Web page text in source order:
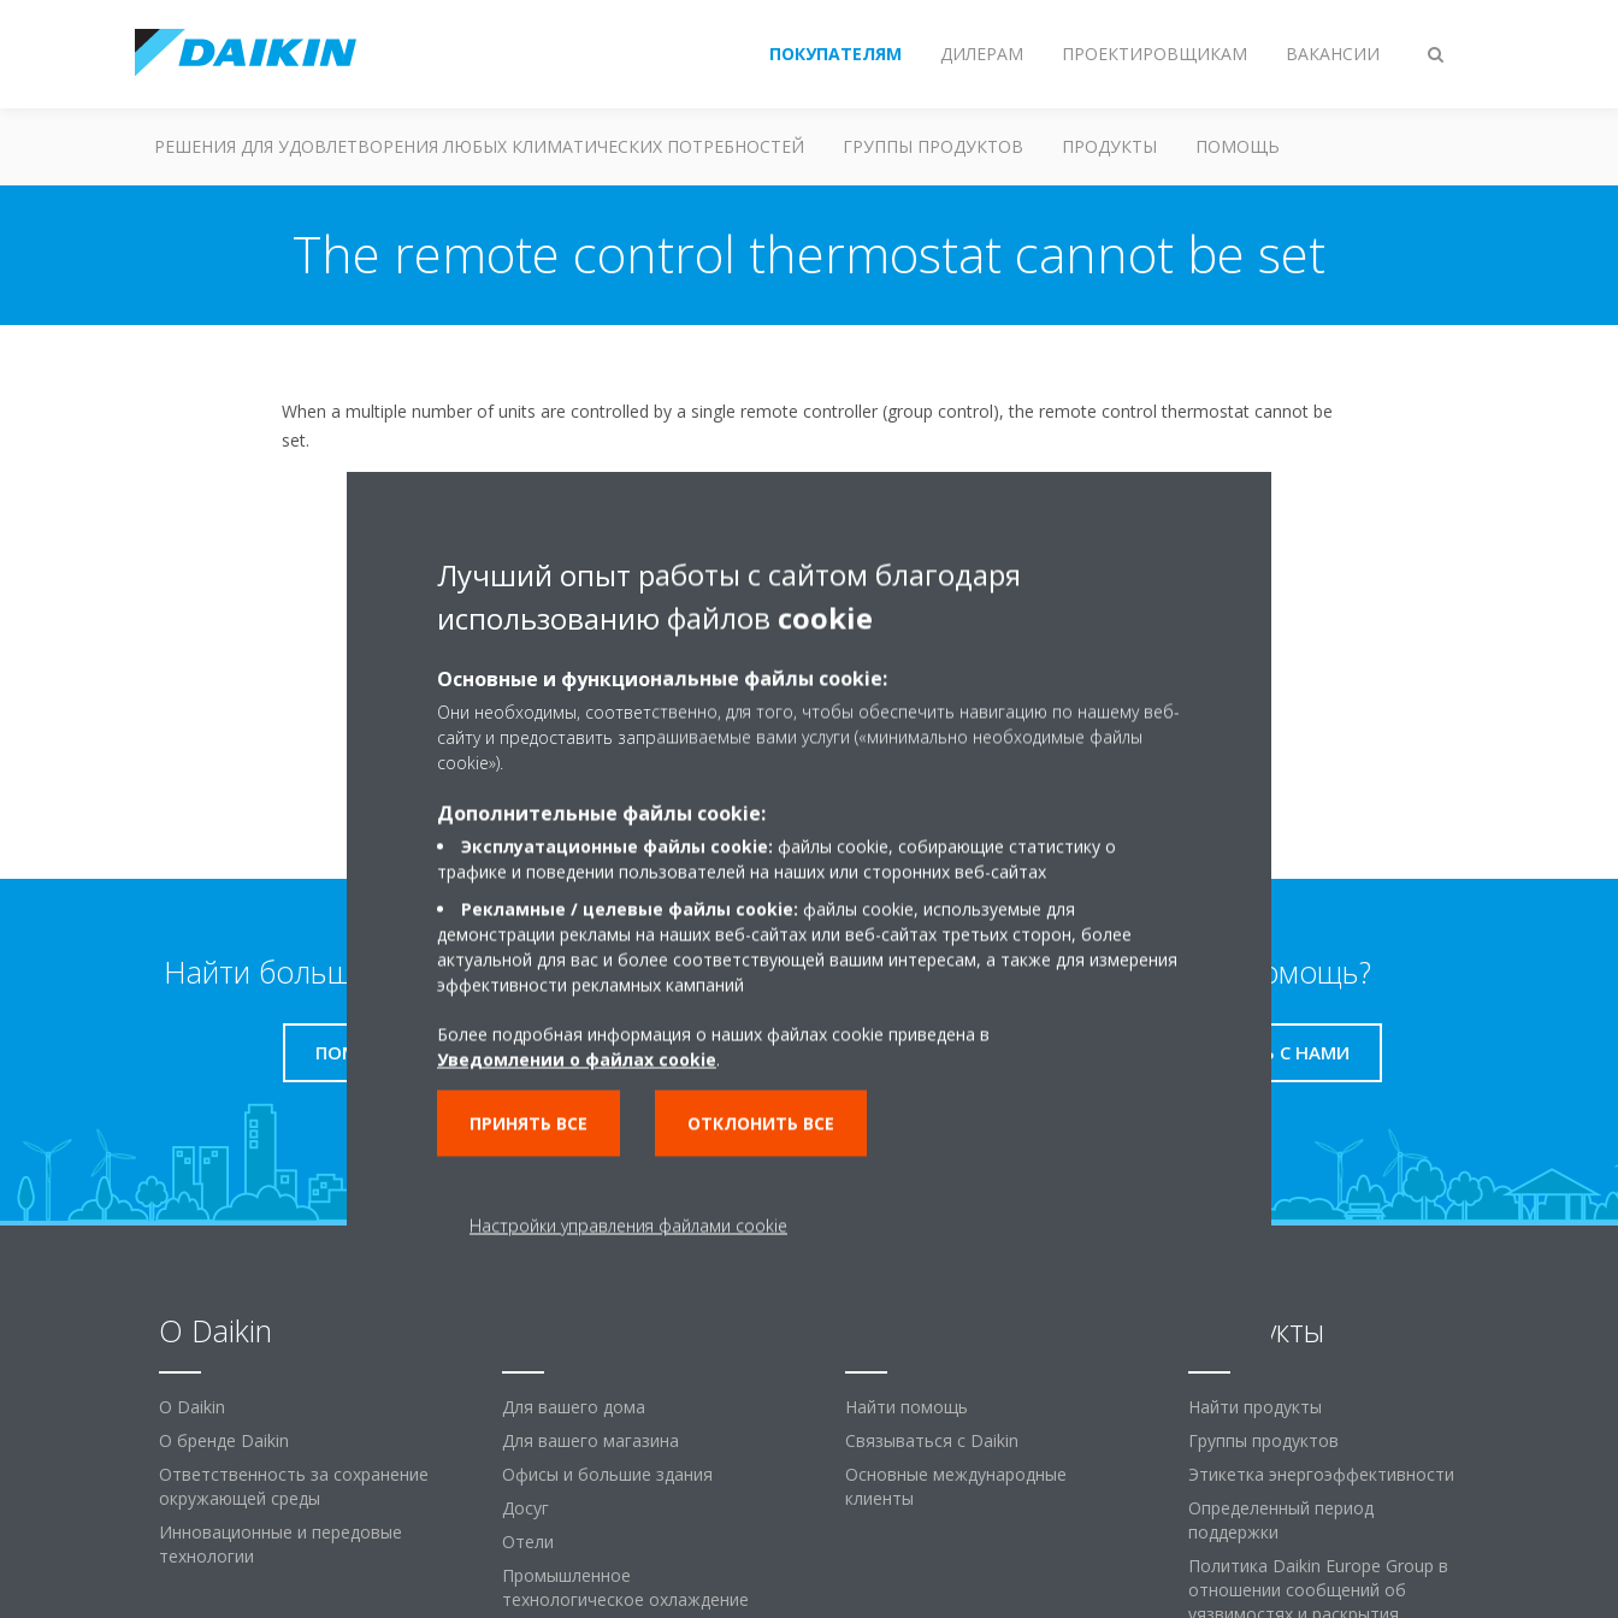
Переключить
ПОКУПАТЕЛЯМ ДИЛЕРАМ ПРОЕКТИРОВЩИКАМ ВАКАНСИИ
РЕШЕНИЯ ДЛЯ УДОВЛЕТВОРЕНИЯ ЛЮБЫХ КЛИМАТИЧЕСКИХ ПОТРЕБНОСТЕЙ ГРУППЫ ПРОДУКТОВ ПРОДУКТЫ ПОМОЩЬ
The remote control thermostat cannot be set
When a multiple number of units are controlled by a single remote controller (group control), the remote control thermostat cannot be
set.
Найти больше информации
ПОМОЩЬ
Нужна помощь?
СВЯЖИТЕСЬ С НАМИ
O Daikin
O Daikin
О бренде Daikin
Ответственность за сохранение
окружающей среды
Инновационные и передовые
технологии
Для вашего дома
Для вашего магазина
Офисы и большие здания
Досуг
Отели
Промышленное
технологическое охлаждение
Найти помощь
Связываться с Daikin
Основные международные
клиенты
Продукты
Найти продукты
Группы продуктов
Этикетка энергоэффективности
Определенный период
поддержки
Политика Daikin Europe Group в
отношении сообщений об
Лучший опыт работы с сайтом благодаря
использованию файлов cookie
Основные и функциональные файлы cookie:
Они необходимы, соответственно, для того, чтобы обеспечить навигацию по нашему веб-
сайту и предоставить запрашиваемые вами услуги («минимально необходимые файлы
cookie»).
Дополнительные файлы cookie:
Эксплуатационные файлы cookie: файлы cookie, собирающие статистику о
трафике и поведении пользователей на наших или сторонних веб-сайтах
Рекламные / целевые файлы cookie: файлы cookie, используемые для
демонстрации рекламы на наших веб-сайтах или веб-сайтах третьих сторон, более
актуальной для вас и более соответствующей вашим интересам, а также для измерения
эффективности рекламных кампаний
Более подробная информация о наших файлах cookie приведена в
Уведомлении о файлах cookie.
ПРИНЯТЬ ВСЕ ОТКЛОНИТЬ ВСЕ
Настройки управления файлами cookie